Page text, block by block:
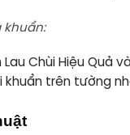
khuẩn:
Lau Chùi Hiệu
khuẩn trên tường